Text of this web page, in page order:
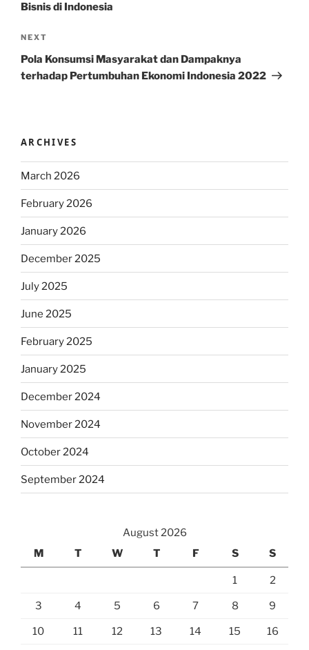
Bisnis di Indonesia
Next
Post
NEXT
Pola Konsumsi Masyarakat dan Dampaknya
terhadap Pertumbuhan Ekonomi Indonesia 2022
ARCHIVES
March 2026
February 2026
January 2026
December 2025
July 2025
June 2025
February 2025
January 2025
December 2024
November 2024
October 2024
September 2024
August 2026
M
T W T F S S
1 2
3 4 5 6 7 8 9
10 11 12 13 14 15 16